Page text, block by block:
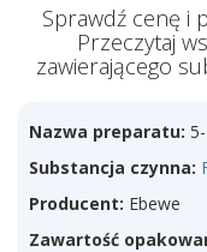
Sprawdź cenę i
Przeczytaj
zawierającego
Nazwa preparatu:
Substancja czynna:
Producent: Ebewe
Zawartość